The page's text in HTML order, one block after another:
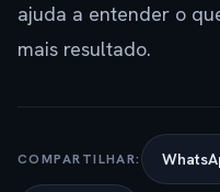
ajuda a entender o
mais resultado.
COMPARTILHAR: